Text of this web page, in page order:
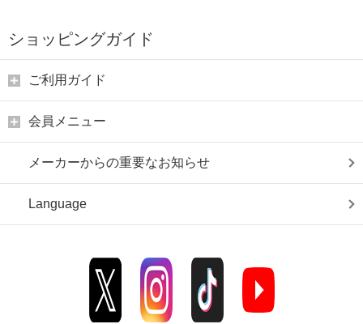
ショッピングガイド
ご利用ガイド
会員メニュー
メーカーからの重要なお知らせ
Language